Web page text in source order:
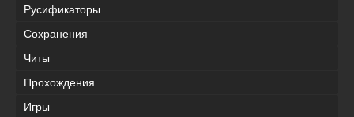
Русификаторы
Сохранения
Читы
Прохождения
Игры